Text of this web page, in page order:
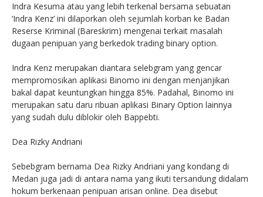
Indra Kesuma atau yang lebih terkenal bersama sebuatan
‘Indra Kenz’ ini dilaporkan oleh sejumlah korban ke Badan
Reserse Kriminal (Bareskrim) mengenai terkait masalah
dugaan penipuan yang berkedok trading binary option.
Indra Kenz merupakan diantara selebgram yang gencar
mempromosikan aplikasi Binomo ini dengan menjanjikan
bakal dapat keuntungkan hingga 85%. Padahal, Binomo ini
merupakan satu daru ribuan aplikasi Binary Option lainnya
yang sudah dulu diblokir oleh Bappebti.
Dea Rizky Andriani
Sebebgram bernama Dea Rizky Andriani yang kondang di
Medan juga jadi di antara nama yang ikuti tersandung didalam
hokum berkenaan penipuan arisan online. Dea disebut